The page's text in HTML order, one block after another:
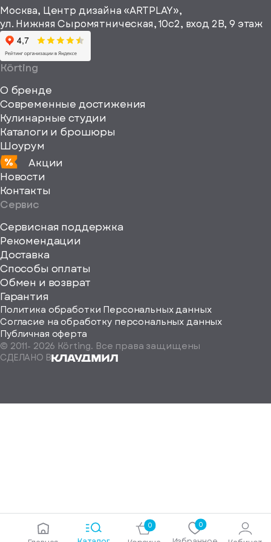
информационные
материалы
viewBox="0
0
Москва, Центр дизайна «ARTPLAY»,
ул. Нижняя Сыромятническая, 10с2, вход 2B, 9 этаж
Körting
О бренде
Современные достижения
Кулинарные студии
Каталоги и брошюры
Шоурум
Акции
Новости
Контакты
Сервис
Сервисная поддержка
Рекомендации
Доставка
Способы оплаты
Обмен и возврат
Гарантия
Политика обработки Персональных данных
Согласие на обработку персональных данных
Публичная оферта
© 2011- 2026 Körting. Все права защищены
СДЕЛАНО В
0 0
Определить
на-
Самара